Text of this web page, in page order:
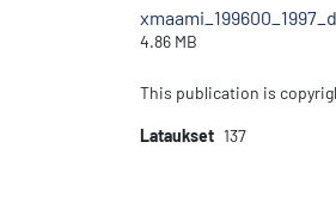
4.86 MB
This publication is
Lataukset 137